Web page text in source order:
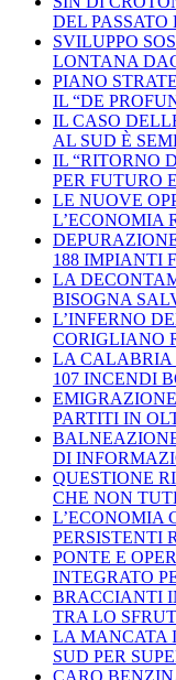
DEL PASSATO
SVILUPPO
LONTANA
PIANO
IL “DE
IL CASO
AL SUD È
IL “RITORNO
PER FUTURO
LE NUOVE
L’ECONOMIA
188 IMPIANTI
LA
BISOGNA
L’INFERNO
CORIGLIANO
LA CALABRIA
107 INCENDI
PARTITI IN
DI
QUESTIONE
CHE NON
L’ECONOMIA
PERSISTENTI
PONTE E
INTEGRATO
BRACCIANTI
TRA LO
LA MANCATA
SUD PER
CARO